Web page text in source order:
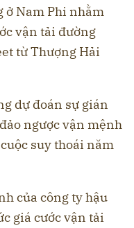
ở Nam Phi nhằm
vận tải đường
từ Thượng Hải
dự đoán sự gián
ngược vận mệnh
suy thoái năm
của công ty hậu
giá cước vận tải